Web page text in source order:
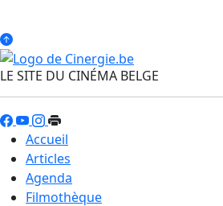
LE SITE DU CINÉMA BELGE
Accueil
Articles
Agenda
Filmothèque